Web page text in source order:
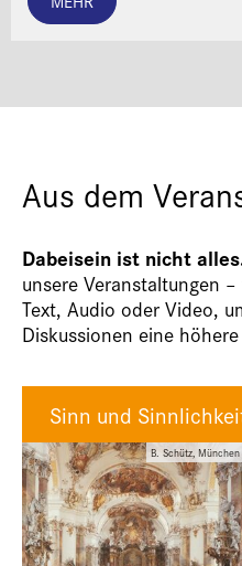
Aus dem
Dabeisein ist nicht
unsere Veranstaltungen
Text, Audio oder Video,
Diskussionen eine
B. Schütz, München
Sinn und